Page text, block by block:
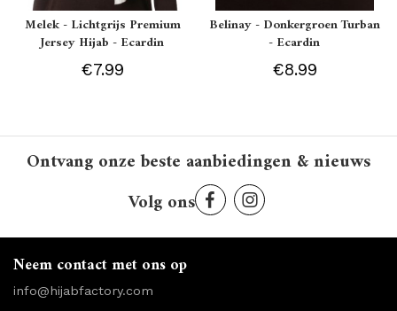
Melek - Lichtgrijs Premium
Jersey Hijab - Ecardin
€7.99
Belinay - Donkergroen Turban
- Ecardin
€8.99
Ontvang onze beste aanbiedingen & nieuws
Volg ons
Neem contact met ons op
info@hijabfactory.com